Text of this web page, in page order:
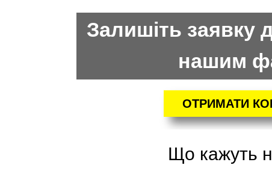
ОТРИМАТИ
Залишіть заявку
нашим
Що кажуть